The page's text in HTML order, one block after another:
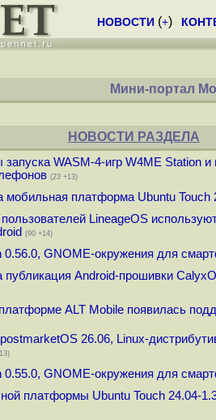
НОВОСТИ (+)
Мини-портал
НОВОСТИ РАЗДЕЛА
WASM-4-игр W4ME Station
(23 +13)
мобильная платформа Ubuntu Touch
LineageOS
(90 +14)
0.56.0, GNOME-окружения для
публикация Android-прошивки
ALT Mobile появилась
26.06, Linux-
0.55.0, GNOME-окружения для
платформы Ubuntu Touch 24.04-